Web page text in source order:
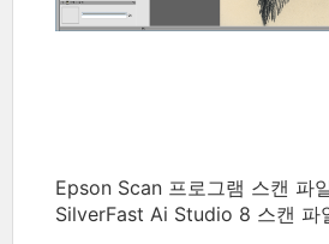
Epson Scan 프로그램 스캔 파
SilverFast Ai Studio 8 스캔 파